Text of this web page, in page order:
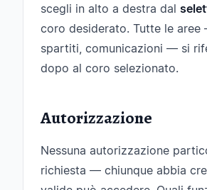
scegli in alto a destra dal
coro desiderato. Tutte le
spartiti, comunicazioni — si
dopo al coro selezionato.
Autorizzazione
Nessuna autorizzazione
richiesta — chiunque abbia